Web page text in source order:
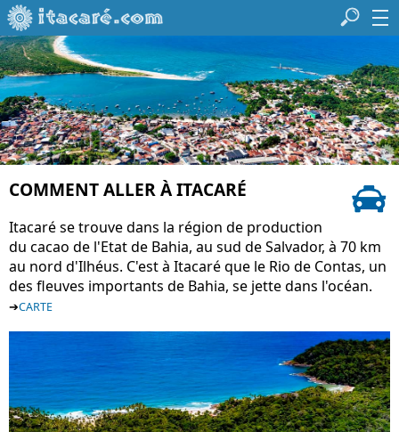
COMMENT ALLER À ITACARÉ
Itacaré se trouve dans la région de production
du cacao de l'Etat de Bahia, au sud de Salvador, à 70 km
au nord d'Ilhéus. C'est à Itacaré que le Rio de Contas, un
des fleuves importants de Bahia, se jette dans l'océan.
➔CARTE